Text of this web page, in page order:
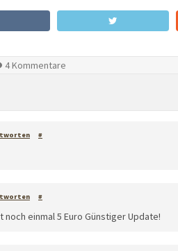
4 Kommentare
#
#
einmal 5 Euro Günstiger Update!